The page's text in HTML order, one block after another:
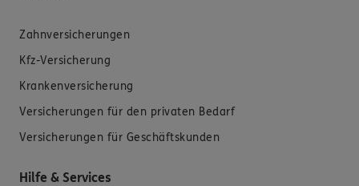
Zahnversicherungen
Kfz-Versicherung
Krankenversicherung
Versicherungen für den privaten Bedarf
Versicherungen für Geschäftskunden
Hilfe & Services